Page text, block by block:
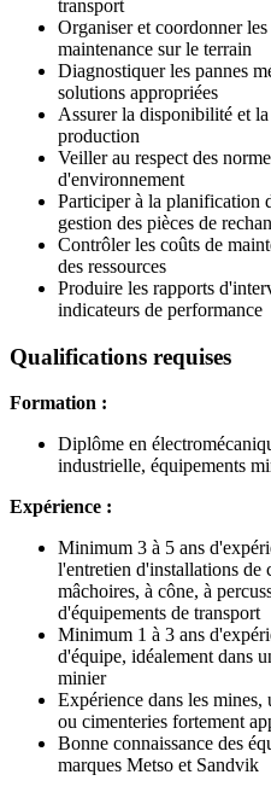
transport
Organiser et coordonner
maintenance sur le terrain
Diagnostiquer les pannes
solutions appropriées
Assurer la disponibilité et
production
Veiller au respect des
d'environnement
Participer à la planification
gestion des pièces de
Contrôler les coûts de
des ressources
Produire les rapports
indicateurs de performance
Qualifications requises
Formation :
Diplôme en
industrielle, équipements
Expérience :
Minimum 3 à 5 ans
l'entretien d'installations de
mâchoires, à cône, à
d'équipements de transport
Minimum 1 à 3 ans
d'équipe, idéalement dans
minier
Expérience dans les mines,
ou cimenteries fortement
Bonne connaissance des
marques Metso et Sandvik